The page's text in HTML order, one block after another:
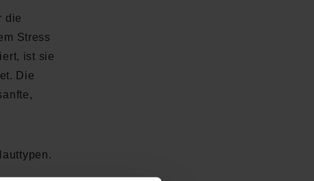
die
Stress
ist sie
Die